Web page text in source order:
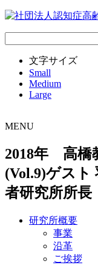
文字サイズ
Small
Medium
Large
MENU
2018年 高橋
(Vol.9)ゲスト
者研究所所長
研究所概要
事業
沿革
ご挨拶